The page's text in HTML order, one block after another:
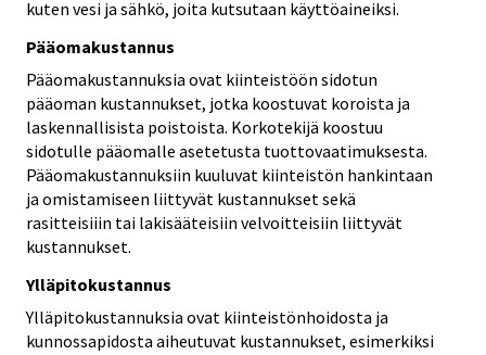
kuten vesi ja sähkö, joita kutsutaan käyttöaineiksi.
Pääomakustannus
Pääomakustannuksia ovat kiinteistöön sidotun
pääoman kustannukset, jotka koostuvat koroista ja
laskennallisista poistoista. Korkotekijä koostuu
sidotulle pääomalle asetetusta tuottovaatimuksesta.
Pääomakustannuksiin kuuluvat kiinteistön hankintaan
ja omistamiseen liittyvät kustannukset sekä
rasitteisiiin tai lakisääteisiin velvoitteisiin liittyvät
kustannukset.
Ylläpitokustannus
Ylläpitokustannuksia ovat kiinteistönhoidosta ja
kunnossapidosta aiheutuvat kustannukset, esimerkiksi